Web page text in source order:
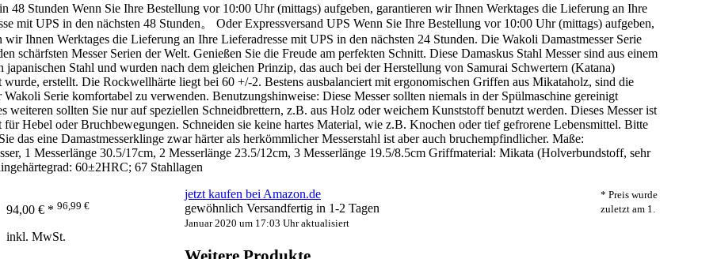
48 Stunden Wenn Sie Ihre Bestellung vor 10:00 Uhr (mittags) aufgeben, garantieren wir Ihnen Werktages die Lieferung an Ihre
mit UPS in den nächsten 48 Stunden。 Oder Expressversand UPS Wenn Sie Ihre Bestellung vor 10:00 Uhr (mittags) aufgeben,
wir Ihnen Werktages die Lieferung an Ihre Lieferadresse mit UPS in den nächsten 24 Stunden. Die Wakoli Damastmesser Serie
schärfsten Messer Serien der Welt. Genießen Sie die Freude am perfekten Schnitt. Diese Damaskus Stahl Messer sind aus einem
japanischen Stahl und wurden nach dem gleichen Prinzip, das auch bei der Herstellung von Samurai Schwertern (Katana)
wurde, erstellt. Die Rockwellhärte liegt bei 60 +/-2. Bestens ausbalanciert mit ergonomischen Griffen aus Mikataholz, sind die
Wakoli Serie komfortabel zu verwenden. Benutzungshinweise: Diese Messer sollten niemals in der Spülmaschine gereinigt
weiteren sollten Sie nur auf speziellen Schneidbrettern, z.B. aus Holz oder weichem Kunststoff benutzt werden. Dieses Messer ist
für Hebel oder Bruchbewegungen. Schneiden sie keine hartes Material, wie z.B. Knochen oder tief gefrorene Lebensmittel. Bitte
das eine Damastmesserklinge zwar härter als herkömmlicher Messerstahl ist aber auch bruchempfindlicher. Maße:
1 Messerlänge 30.5/17cm, 2 Messerlänge 23.5/12cm, 3 Messerlänge 19.5/8.5cm Griffmaterial: Mikata (Holverbundstoff, sehr
60±2HRC; 67 Stahllagen
94,00 € * 96,99 €
inkl. MwSt.
jetzt kaufen bei Amazon.de
gewöhnlich Versandfertig in 1-2 Tagen
* Preis wurde
zuletzt am 1.
Januar 2020 um 17:03 Uhr aktualisiert
Weitere Produkte